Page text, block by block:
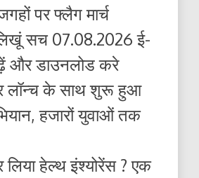
पर फ्लैग मार्च
सच 07.08.2026 ई-
और डाउनलोड करे
लॉन्च के साथ शुरू हुआ
हजारों युवाओं तक
लिया हेल्थ इंश्योरेंस ? एक